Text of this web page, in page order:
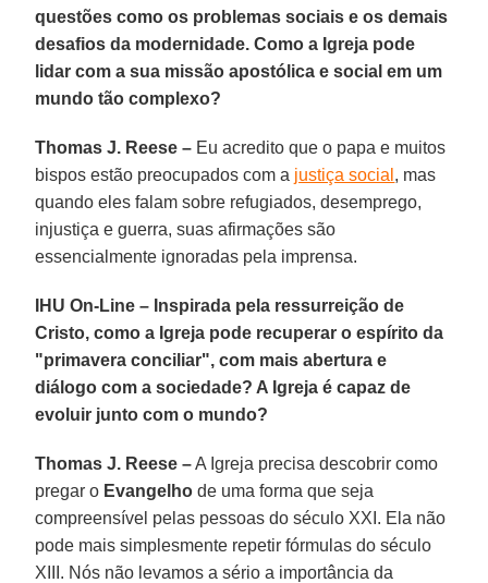
questões como os problemas sociais e os demais
desafios da modernidade. Como a Igreja pode
lidar com a sua missão apostólica e social em um
mundo tão complexo?
Thomas J. Reese – Eu acredito que o papa e muitos
bispos estão preocupados com a justiça social , mas
quando eles falam sobre refugiados, desemprego,
injustiça e guerra, suas afirmações são
essencialmente ignoradas pela imprensa.
IHU On-Line – Inspirada pela ressurreição de
Cristo, como a Igreja pode recuperar o espírito da
"primavera conciliar", com mais abertura e
diálogo com a sociedade? A Igreja é capaz de
evoluir junto com o mundo?
Thomas J. Reese –A Igreja precisa descobrir como
pregar o Evangelho de uma forma que seja
compreensível pelas pessoas do século XXI. Ela não
pode mais simplesmente repetir fórmulas do século
XIII. Nós não levamos a sério a importância da